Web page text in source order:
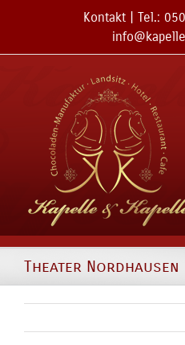
Kontakt | Tel.:
Theater Nordhausen